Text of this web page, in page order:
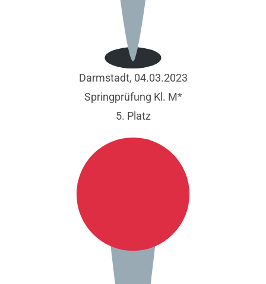
Darmstadt, 04.03.2023
Springprüfung Kl. M*
5. Platz